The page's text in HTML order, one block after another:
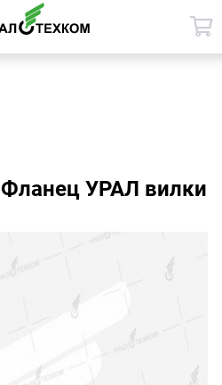
Фланец УРАЛ вилки